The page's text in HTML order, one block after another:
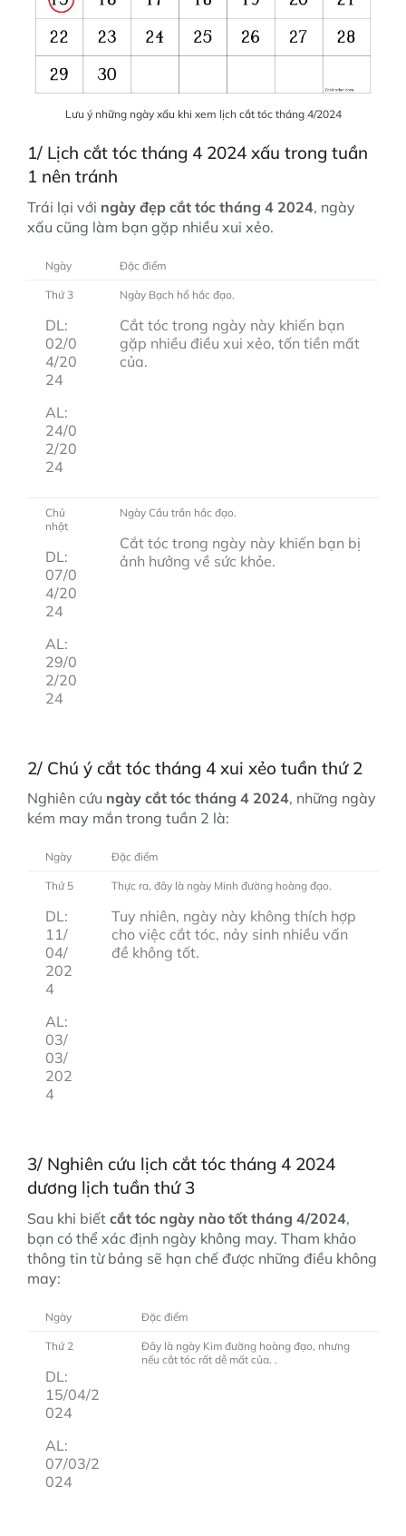
Lưu ý những ngày xấu khi xem lịch cắt tóc tháng 4/2024
1/ Lịch cắt tóc tháng 4 2024 xấu trong tuần
1 nên tránh
Trái lại với ngày đẹp cắt tóc tháng 4 2024, ngày
xấu cũng làm bạn gặp nhiều xui xẻo.
Ngày Đặc điểm
Thứ 3
DL:
02/0
4/20
24
AL:
24/0
2/20
24
Ngày Bạch hổ hắc đạo.
Cắt tóc trong ngày này khiến bạn
gặp nhiều điều xui xẻo, tốn tiền mất
của.
Chủ
nhật
DL:
07/0
4/20
24
AL:
29/0
2/20
24
Ngày Cầu trần hắc đạo.
Cắt tóc trong ngày này khiến bạn bị
ảnh hưởng về sức khỏe.
2/ Chú ý cắt tóc tháng 4 xui xẻo tuần thứ 2
Nghiên cứu ngày cắt tóc tháng 4 2024, những ngày
kém may mắn trong tuần 2 là:
Ngày Đặc điểm
Thứ 5
DL:
11/
04/
202
4
AL:
03/
03/
202
4
Thực ra, đây là ngày Minh đường hoàng đạo.
Tuy nhiên, ngày này không thích hợp
cho việc cắt tóc, nảy sinh nhiều vấn
đề không tốt.
3/ Nghiên cứu lịch cắt tóc tháng 4 2024
dương lịch tuần thứ 3
Sau khi biết cắt tóc ngày nào tốt tháng 4/2024,
bạn có thể xác định ngày không may. Tham khảo
thông tin từ bảng sẽ hạn chế được những điều không
may:
Ngày Đặc điểm
Thứ 2
DL:
15/04/2
024
AL:
07/03/2
024
Đây là ngày Kim đường hoàng đạo, nhưng
nếu cắt tóc rất dễ mất của. .